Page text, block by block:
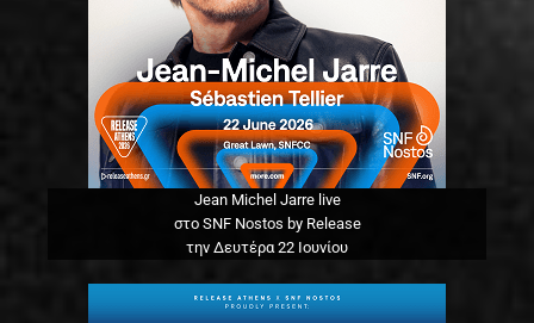
Jean Michel Jarre live
στο SNF Nostos by Release
την Δευτέρα 22 Ιουνίου